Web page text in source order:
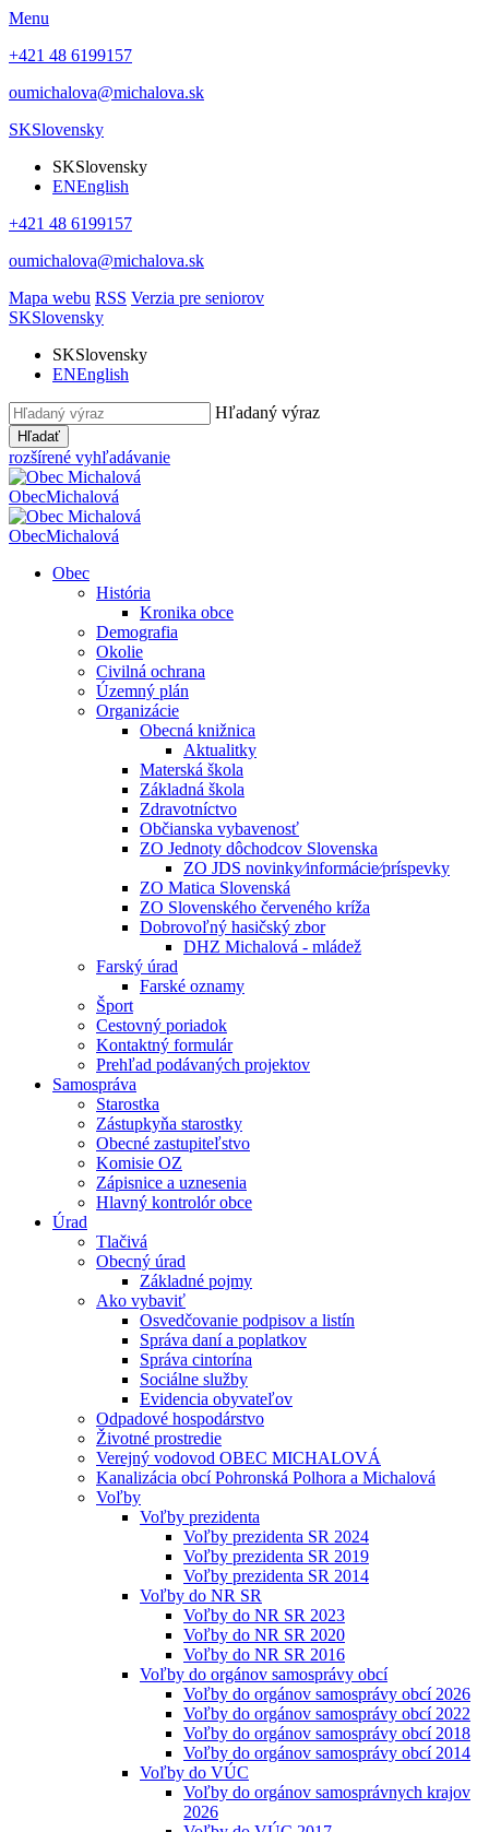
Menu
+421 48 6199157
oumichalova@michalova.sk
SKSlovensky
SKSlovensky
ENEnglish
+421 48 6199157
oumichalova@michalova.sk
Mapa webu RSS Verzia pre seniorov
SKSlovensky
SKSlovensky
ENEnglish
Hľadaný výraz
Hľadať
rozšírené vyhľadávanie
ObecMichalová
ObecMichalová
Obec
História
Kronika obce
Demografia
Okolie
Civilná ochrana
Územný plán
Organizácie
Obecná knižnica
Aktualitky
Materská škola
Základná škola
Zdravotníctvo
Občianska vybavenosť
ZO Jednoty dôchodcov Slovenska
ZO JDS novinky⁄informácie⁄príspevky
ZO Matica Slovenská
ZO Slovenského červeného kríža
Dobrovoľný hasičský zbor
DHZ Michalová - mládež
Farský úrad
Farské oznamy
Šport
Cestovný poriadok
Kontaktný formulár
Prehľad podávaných projektov
Samospráva
Starostka
Zástupkyňa starostky
Obecné zastupiteľstvo
Komisie OZ
Zápisnice a uznesenia
Hlavný kontrolór obce
Úrad
Tlačivá
Obecný úrad
Základné pojmy
Ako vybaviť
Osvedčovanie podpisov a listín
Správa daní a poplatkov
Správa cintorína
Sociálne služby
Evidencia obyvateľov
Odpadové hospodárstvo
Životné prostredie
Verejný vodovod OBEC MICHALOVÁ
Kanalizácia obcí Pohronská Polhora a Michalová
Voľby
Voľby prezidenta
Voľby prezidenta SR 2024
Voľby prezidenta SR 2019
Voľby prezidenta SR 2014
Voľby do NR SR
Voľby do NR SR 2023
Voľby do NR SR 2020
Voľby do NR SR 2016
Voľby do orgánov samosprávy obcí
Voľby do orgánov samosprávy obcí 2026
Voľby do orgánov samosprávy obcí 2022
Voľby do orgánov samosprávy obcí 2018
Voľby do orgánov samosprávy obcí 2014
Voľby do VÚC
Voľby do orgánov samosprávnych krajov
2026